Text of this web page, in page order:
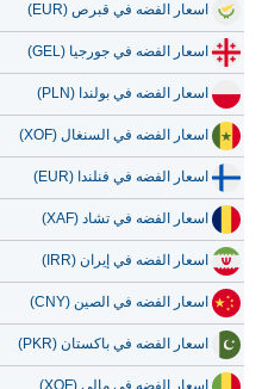
اسعار الفضه في قبرص (EUR)
اسعار الفضه في جورجيا (GEL)
اسعار الفضه في بولندا (PLN)
اسعار الفضه في السنغال (XOF)
اسعار الفضه في فنلندا (EUR)
اسعار الفضه في تشاد (XAF)
اسعار الفضه في إيران (IRR)
اسعار الفضه في الصين (CNY)
اسعار الفضه في باكستان (PKR)
اسعار الفضه في مالي (XOF)